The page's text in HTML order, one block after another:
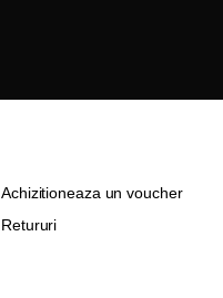
Achizitioneaza un voucher
Retururi